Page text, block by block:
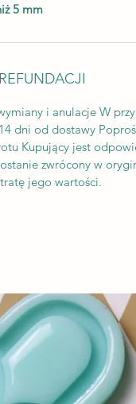
5 mm
i anulacje W
dni od dostawy
Kupujący jest
zwrócony w
jego wartości.